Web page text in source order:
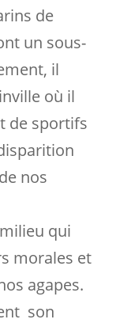
de
un sous-
il
où il
de sportifs
nos
qui
morales et
agapes.
son